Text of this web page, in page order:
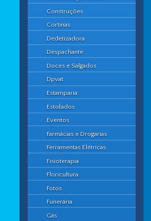
Construções
Cortinas
Dedetizadora
Despachante
Doces e Salgados
Dpvat
Estamparia
Estofados
Eventos
Farmácias e Drogarias
Ferramentas Elétricas
Fisioterapia
Floricultura
Fotos
Funerária
Gás